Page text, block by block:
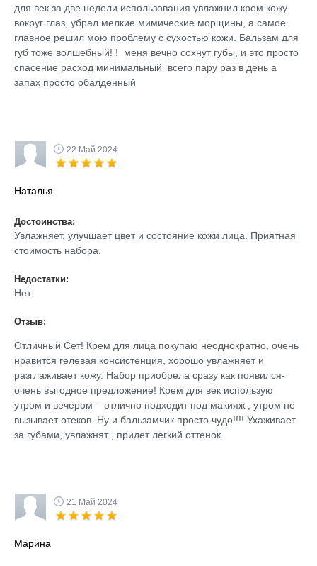
для век за две недели использования увлажнил крем кожу
вокруг глаз, убрал мелкие мимические морщины, а самое
главное решил мою проблему с сухостью кожи. Бальзам для
губ тоже волшебный! ! меня вечно сохнут губы, и это просто
спасение расход минимальный всего пару раз в день а
запах просто обалденный
22 Май 2024
Наталья
Достоинства:
Увлажняет, улучшает цвет и состояние кожи лица. Приятная
стоимость набора.
Недостатки:
Нет.
Отзыв:
Отличный Сет! Крем для лица покупаю неоднократно, очень
нравится гелевая консистенция, хорошо увлажняет и
разглаживает кожу. Набор приобрела сразу как появился-
очень выгодное предложение! Крем для век использую
утром и вечером – отлично подходит под макияж , утром не
вызывает отеков. Ну и бальзамчик просто чудо!!!! Ухаживает
за губами, увлажнят , придет легкий оттенок.
21 Май 2024
Марина